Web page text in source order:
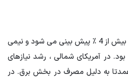
در سال 2026 ، نیاز به گاز آسیا بیش از 4 ٪ پیش بینی می شود و نیمی
در آمریکای شمالی ، رشد نیازهای
بود ، عمدتا به دلیل مصرف در بخش برق. در